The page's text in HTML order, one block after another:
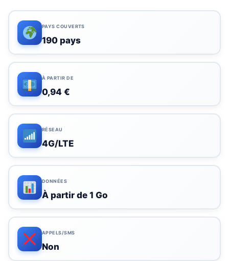
PAYS COUVERTS
190 pays
À PARTIR DE
0,94 €
RÉSEAU
4G/LTE
DONNÉES
À partir de 1 Go
APPELS/SMS
Non